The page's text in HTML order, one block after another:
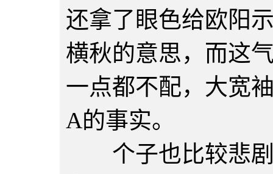
还拿了眼色给欧阳
横秋的意思，而这
一点都不配，大宽
A的事实。
个子也比较悲剧